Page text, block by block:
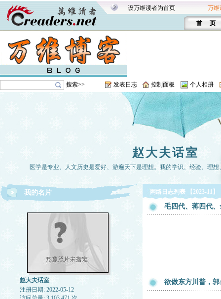
设万维读者为首页 万维
首 页
搜索>> 发表日志 控制面板 个人相册
赵大夫话室
医学是专业、人文历史是爱好、游遍天下是理想。我的学识、经验、理
我的名片
赵大夫话室
注册日期: 2022-05-12
网络日志列表 【2023-11】
毛四代、蒋四代
欲做东方川普，